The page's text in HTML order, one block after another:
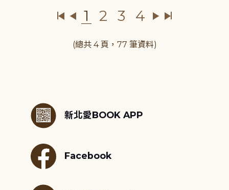
1 2 3 4
(總共 4 頁，77 筆資料)
新北愛BOOK APP
Facebook